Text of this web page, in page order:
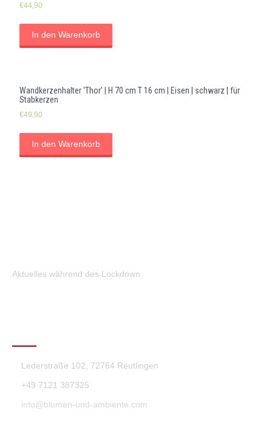
€44,90
In den Warenkorb
Wandkerzenhalter ‘Thor’ | H 70 cm T 16 cm | Eisen | schwarz | für
Stabkerzen
€49,90
In den Warenkorb
Aktuelles während des Lockdown
Lederstraße 102, 72764 Reutlingen
+49 7121 387325
info@blumen-und-ambiente.com